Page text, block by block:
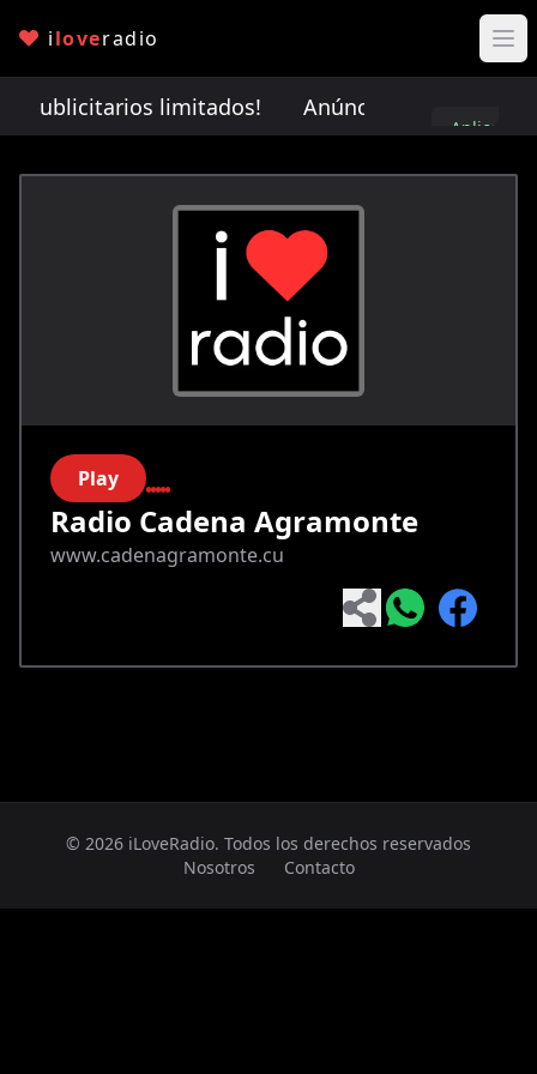
iloveradio
publicitarios limitados! Anúnciate con
Aplica
Play
Radio Cadena Agramonte
www.cadenagramonte.cu
© 2026 iLoveRadio. Todos los derechos reservados
Nosotros
Contacto